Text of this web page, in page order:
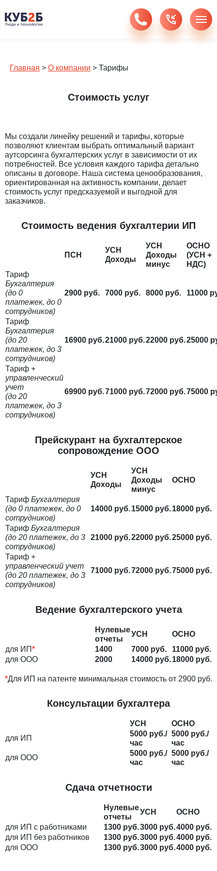
Главная > О компании > Тарифы
Стоимость услуг
Мы создали линейку решений и тарифы, которые
позволяют клиентам выбрать оптимальный вариант
аутсорсинга бухгалтерских услуг в зависимости от их
потребностей. Все условия каждого тарифа детально
описаны в договоре. Наша система ценообразования,
ориентированная на активность компании, делает
стоимость услуг предсказуемой и выгодной для
заказчиков.
Стоимость ведения бухгалтерии ИП
ПСН
УСН
Доходы
УСН
Доходы
минус
ОСНО
(УСН +
НДС)
Тариф
Бухгалтерия
(до 0
платежек, до 0
сотрудников)
2900 руб. 7000 руб. 8000 руб. 11000
Тариф
Бухгалтерия
(до 20
платежек, до 3
сотрудников)
16900 руб.21000 руб.22000 руб.25000
Тариф +
управленческий
учет
(до 20
платежек, до 3
сотрудников)
69900 руб.71000 руб.72000 руб.75000
Прейскурант на бухгалтерское
сопровождение ООО
УСН
Доходы
УСН
Доходы
минус
ОСНО
Тариф Бухгалтерия
(до 0 платежек, до 0
сотрудников)
14000 руб.15000 руб.18000 руб.
Тариф Бухгалтерия
(до 20 платежек, до 3
сотрудников)
21000 руб.22000 руб.25000 руб.
Тариф +
управленческий учет
(до 20 платежек, до 3
сотрудников)
71000 руб.72000 руб.75000 руб.
Ведение бухгалтерского учета
Нулевые
отчеты
УСН
ОСНО
для ИП* 1400 7000 руб.
11000 руб.
для ООО
2000 14000 руб.18000 руб.
*Для ИП на патенте минимальная стоимость от 2900 руб.
Консультации бухгалтера
УСН
ОСНО
для ИП
5000 руб./
час
5000 руб./
час
для ООО
5000 руб./
час
5000 руб./
час
Сдача отчетности
Нулевые
отчеты
УСН
ОСНО
для ИП с работниками
1300 руб.3000 руб.4000 руб.
для ИП без работников
1300 руб.3000 руб.4000 руб.
для ООО
1300 руб.3000 руб.4000 руб.